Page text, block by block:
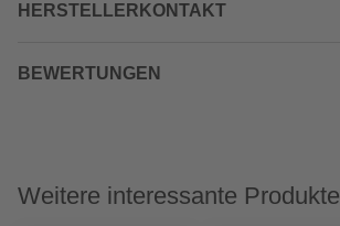
HERSTELLERKONTAKT
BEWERTUNGEN
Weitere interessante Produkte